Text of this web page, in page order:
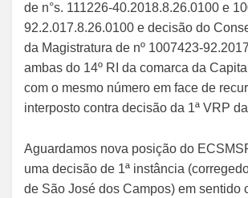
de n°s. 111226-40.2018.8.26.0100 e
92.2.017.8.26.0100 e decisão do
da Magistratura de nº 1007423-
ambas do 14º RI da comarca da
com o mesmo número em face de
interposto contra decisão da 1ª VRP
Aguardamos nova posição do
uma decisão de 1ª instância
de São José dos Campos) em sentido